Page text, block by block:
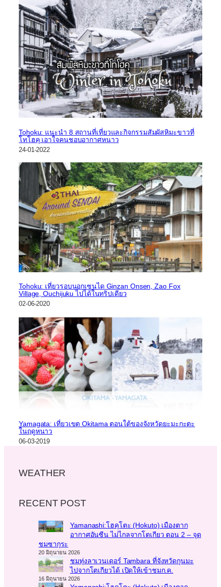
Tohoku: แนะนำ 8 สถานที่เที่ยวและกิจกรรมสัมผัสหิมะขาวที่
โทโฮคุ เอาใจคนชอบอากาศหนาว
24-01-2022
Tohoku: เที่ยวรอบนอกเซนได Ginzan Onsen, Zao Fox
Village, Ouchijuku ไปได้ในทริปเดียว
02-06-2020
Yamagata: เที่ยวเขต Okitama ตอนใต้ของจังหวัดยะมะกะตะ
ในฤดูหนาว
06-03-2019
WEATHER
RECENT POST
Yamanashi:โฮคุโตะ (Hokuto) เมืองตาก
อากาศอันซีน ไม่ไกลจากโตเกียว ตอน 2 – จุด
ชมซากุระ
20 มิถุนายน 2026
ชมทุ่งลาเวนเดอร์ Tambara ที่จังหวัดกุนมะ
ไปจากโตเกียวได้ เปิดให้เข้าชมก.ค.
16 มิถุนายน 2026